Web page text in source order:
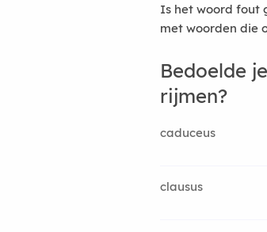
Is het woord fout
met woorden die
Bedoelde
rijmen?
caduceus
clausus